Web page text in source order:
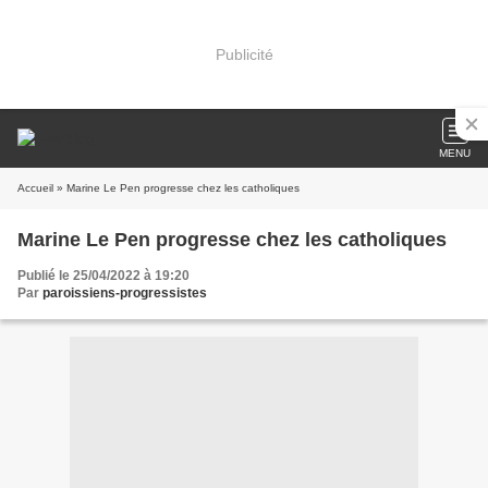
Publicité
MENU
Accueil » Marine Le Pen progresse chez les catholiques
Marine Le Pen progresse chez les catholiques
Publié le 25/04/2022 à 19:20
Par paroissiens-progressistes